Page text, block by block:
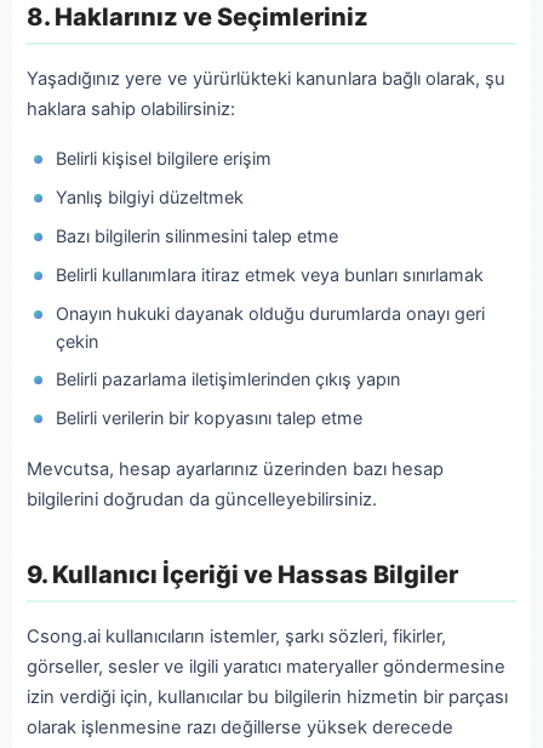
8. Haklarınız ve Seçimleriniz
Yaşadığınız yere ve yürürlükteki kanunlara bağlı olarak, şu
haklara sahip olabilirsiniz:
Belirli kişisel bilgilere erişim
Yanlış bilgiyi düzeltmek
Bazı bilgilerin silinmesini talep etme
Belirli kullanımlara itiraz etmek veya bunları sınırlamak
Onayın hukuki dayanak olduğu durumlarda onayı geri
çekin
Belirli pazarlama iletişimlerinden çıkış yapın
Belirli verilerin bir kopyasını talep etme
Mevcutsa, hesap ayarlarınız üzerinden bazı hesap
bilgilerini doğrudan da güncelleyebilirsiniz.
9. Kullanıcı İçeriği ve Hassas Bilgiler
Csong.ai kullanıcıların istemler, şarkı sözleri, fikirler,
görseller, sesler ve ilgili yaratıcı materyaller göndermesine
izin verdiği için, kullanıcılar bu bilgilerin hizmetin bir parçası
olarak işlenmesine razı değillerse yüksek derecede